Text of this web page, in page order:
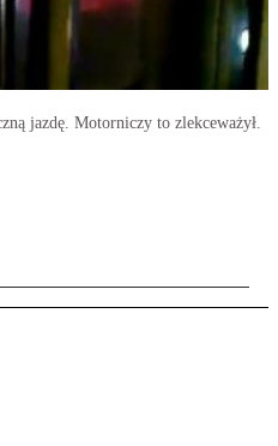
jazdę. Motorniczy to zlekceważył.